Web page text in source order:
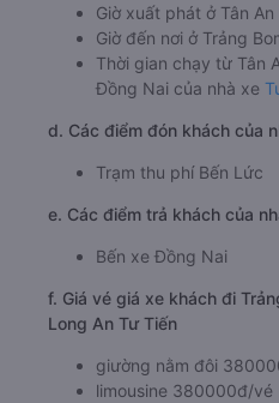
Giờ xuất phát ở Tân
Giờ đến nơi ở Trảng
Thời gian chạy từ Tân
Đồng Nai của nhà xe
d. Các điểm đón khách của
Trạm thu phí Bến Lức
e. Các điểm trả khách của
Bến xe Đồng Nai
f. Giá vé giá xe khách đi
Long An Tư Tiến
giường nằm đôi
limousine 380000đ/vé